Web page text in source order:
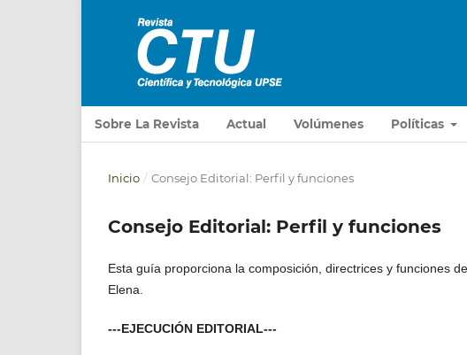
Sobre La Revista Actual Volúmenes Políticas
Inicio / Consejo Editorial: Perfil y funciones
Consejo Editorial: Perfil y funciones
Esta guía proporciona la composición, directrices y funciones
Elena.
---EJECUCIÓN EDITORIAL---